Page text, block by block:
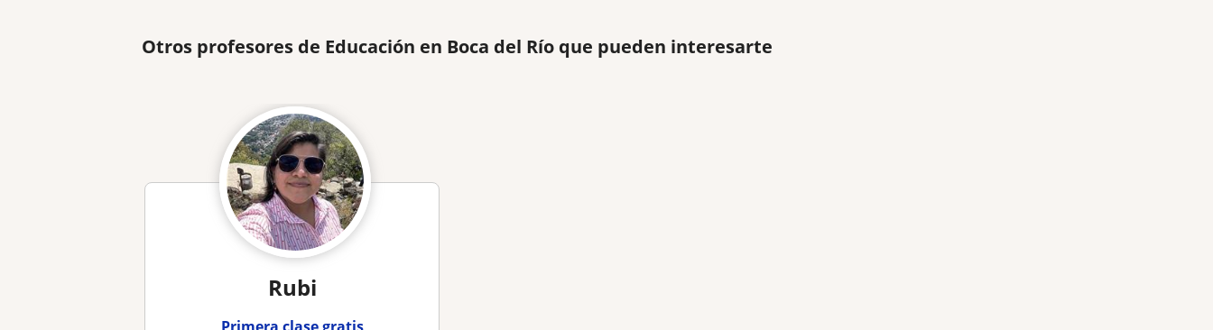
Otros profesores de Educación en Boca del Río que pueden interesarte
Rubi